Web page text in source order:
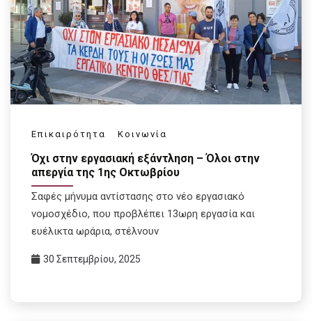
Επικαιρότητα Κοινωνία
Όχι στην εργασιακή εξάντληση – Όλοι στην
απεργία της 1ης Οκτωβρίου
Σαφές μήνυμα αντίστασης στο νέο εργασιακό
νομοσχέδιο, που προβλέπει 13ωρη εργασία και
ευέλικτα ωράρια, στέλνουν
30 Σεπτεμβρίου, 2025